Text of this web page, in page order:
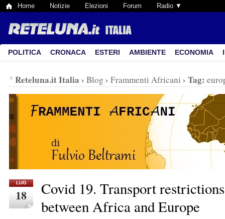
Home Notizie Elezioni Forum Radio ▼
POLITICA CRONACA ESTERI AMBIENTE ECONOMIA
Reteluna.it Italia › Blog › Frammenti Africani › Tag:
LUG
18
Covid 19. Transport
between Africa and Europe